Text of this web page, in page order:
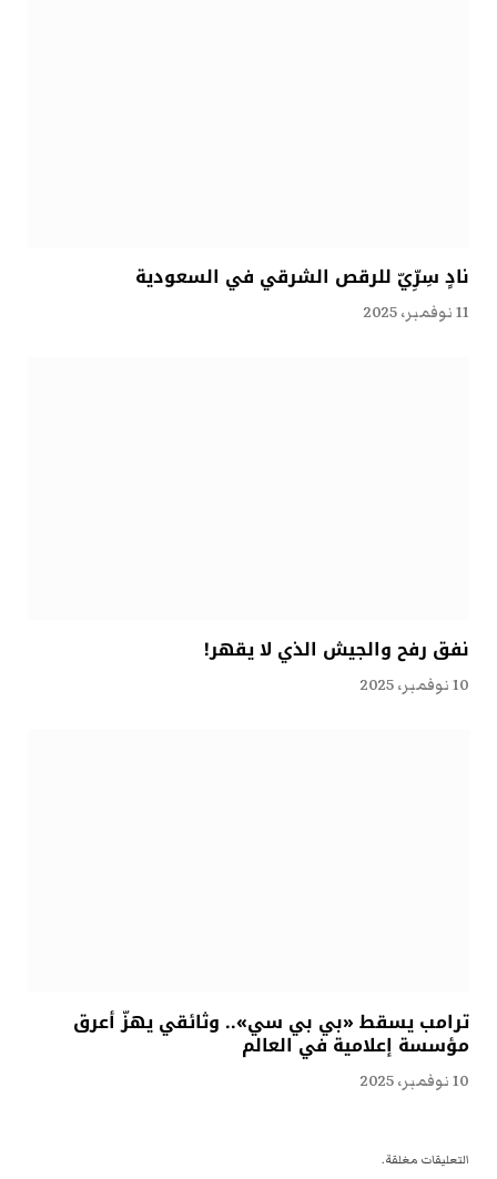
نادٍ سِرِّيّ للرقص الشرقي في السعودية
11 نوفمبر، 2025
نفق رفح والجيش الذي لا يقهر!
10 نوفمبر، 2025
ترامب يسقط «بي بي سي».. وثائقي يهزّ أعرق
مؤسسة إعلامية في العالم
10 نوفمبر، 2025
التعليقات مغلقة.